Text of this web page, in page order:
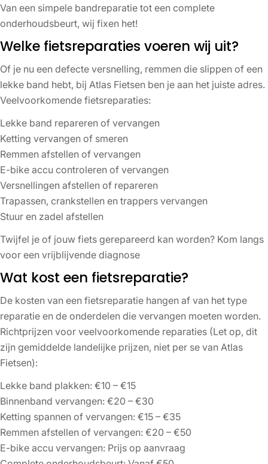
Van een simpele bandreparatie tot een complete
onderhoudsbeurt, wij fixen het!
Welke fietsreparaties voeren wij uit?
Of je nu een defecte versnelling, remmen die slippen of een
lekke band hebt, bij Atlas Fietsen ben je aan het juiste adres.
Veelvoorkomende fietsreparaties:
Lekke band repareren of vervangen
Ketting vervangen of smeren
Remmen afstellen of vervangen
E-bike accu controleren of vervangen
Versnellingen afstellen of repareren
Trapassen, crankstellen en trappers vervangen
Stuur en zadel afstellen
Twijfel je of jouw fiets gerepareerd kan worden? Kom langs
voor een vrijblijvende diagnose
Wat kost een fietsreparatie?
De kosten van een fietsreparatie hangen af van het type
reparatie en de onderdelen die vervangen moeten worden.
Richtprijzen voor veelvoorkomende reparaties (Let op, dit
zijn gemiddelde landelijke prijzen, niet per se van Atlas
Fietsen):
Lekke band plakken: €10 – €15
Binnenband vervangen: €20 – €30
Ketting spannen of vervangen: €15 – €35
Remmen afstellen of vervangen: €20 – €50
E-bike accu vervangen: Prijs op aanvraag